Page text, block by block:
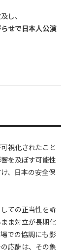
し、
せで日本人公演
視化されたこと
を及ぼす可能性
、日本の安全保
ての正当性を訴
ま対立が長期化
での協調にも影
応酬は、その象